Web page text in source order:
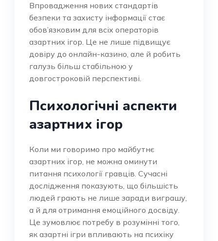
Впровадження нових стандартів
безпеки та захисту інформації стає
обов’язковим для всіх операторів
азартних ігор. Це не лише підвищує
довіру до онлайн-казино, але й робить
галузь більш стабільною у
довгостроковій перспективі.
Психологічні аспекти
азартних ігор
Коли ми говоримо про майбутнє
азартних ігор, не можна оминути
питання психології гравців. Сучасні
дослідження показують, що більшість
людей грають не лише заради виграшу,
а й для отримання емоційного досвіду.
Це зумовлює потребу в розумінні того,
як азартні ігри впливають на психіку